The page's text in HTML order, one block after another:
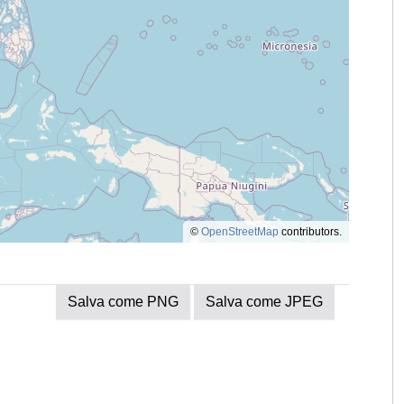
© OpenStreetMap contributors.
Salva come PNG Salva come JPEG